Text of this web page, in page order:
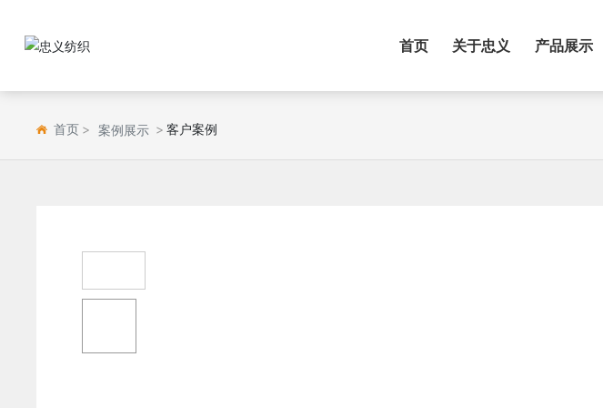
首页 关于忠义 产品展示
首页 案例展示 客户案例